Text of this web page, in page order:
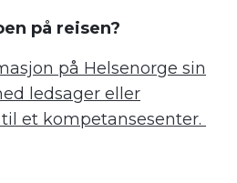
på reisen?
på Helsenorge sin
ledsager eller
et kompetansesenter.